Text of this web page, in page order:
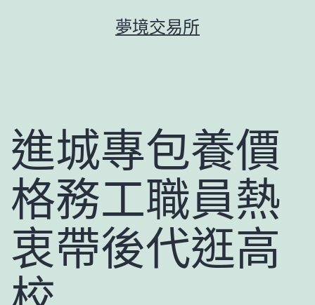
夢境交易所
進城專包養價
格務工職員熱
衷帶後代逛高